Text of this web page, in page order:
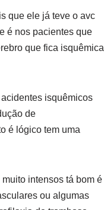
que ele já teve o avc
é nos pacientes que
que fica isquêmica
isquêmicos
de
é lógico tem uma
intensos tá bom é
ou algumas